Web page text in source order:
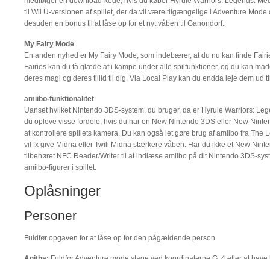
til Wii U-versionen af spillet, der da vil være tilgængelige i Adventure Mode
desuden en bonus til at låse op for et nyt våben til Ganondorf.
My Fairy Mode
En anden nyhed er My Fairy Mode, som indebærer, at du nu kan finde
Fairies kan du få glæde af i kampe under alle spilfunktioner, og du kan
deres magi og deres tillid til dig. Via Local Play kan du endda leje dem ud
amiibo-funktionalitet
Uanset hvilket Nintendo 3DS-system, du bruger, da er Hyrule Warriors:
du opleve visse fordele, hvis du har en New Nintendo 3DS eller New
at kontrollere spillets kamera. Du kan også let gøre brug af amiibo fra The
vil fx give Midna eller Twili Midna stærkere våben. Har du ikke et New
tilbehøret NFC Reader/Writer til at indlæse amiibo på dit Nintendo 3DS-
amiibo-figurer i spillet.
Oplåsninger
Personer
Fuldfør opgaven for at låse op for den pågældende person.